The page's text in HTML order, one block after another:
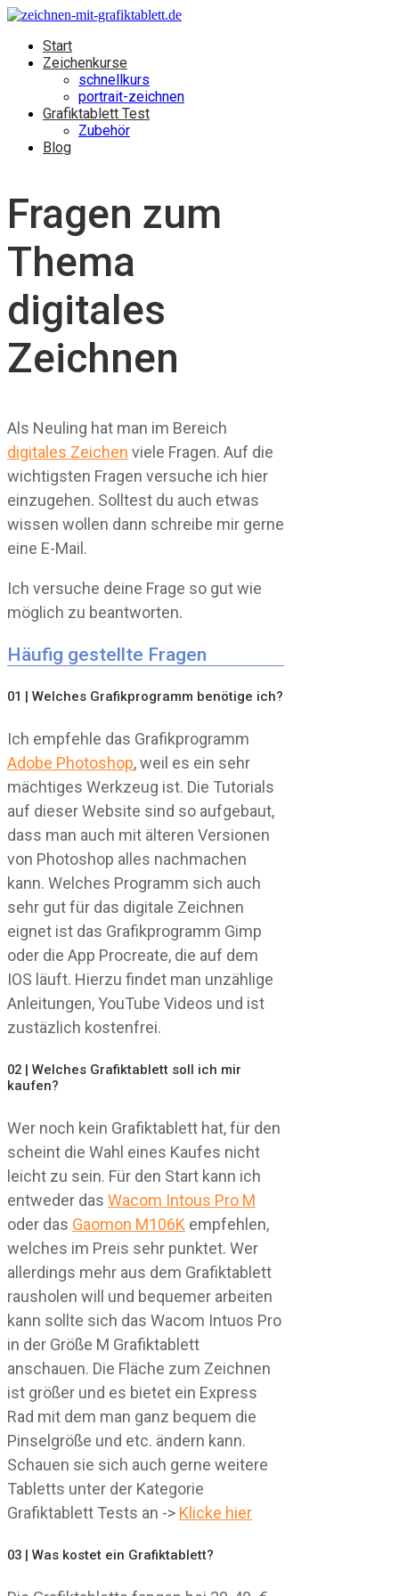
Start
Zeichenkurse
schnellkurs
portrait-zeichnen
Grafiktablett Test
Zubehör
Blog
Fragen zum
Thema
digitales
Zeichnen
Als Neuling hat man im Bereich
digitales Zeichen viele Fragen. Auf die
wichtigsten Fragen versuche ich hier
einzugehen. Solltest du auch etwas
wissen wollen dann schreibe mir gerne
eine E-Mail.
Ich versuche deine Frage so gut wie
möglich zu beantworten.
Häufig gestellte Fragen
01 | Welches Grafikprogramm benötige ich?
Ich empfehle das Grafikprogramm
Adobe Photoshop, weil es ein sehr
mächtiges Werkzeug ist. Die Tutorials
auf dieser Website sind so aufgebaut,
dass man auch mit älteren Versionen
von Photoshop alles nachmachen
kann. Welches Programm sich auch
sehr gut für das digitale Zeichnen
eignet ist das Grafikprogramm Gimp
oder die App Procreate, die auf dem
IOS läuft. Hierzu findet man unzählige
Anleitungen, YouTube Videos und ist
zustäzlich kostenfrei.
02 | Welches Grafiktablett soll ich mir
kaufen?
Wer noch kein Grafiktablett hat, für den
scheint die Wahl eines Kaufes nicht
leicht zu sein. Für den Start kann ich
entweder das Wacom Intous Pro M
oder das Gaomon M106K empfehlen,
welches im Preis sehr punktet. Wer
allerdings mehr aus dem Grafiktablett
rausholen will und bequemer arbeiten
kann sollte sich das Wacom Intuos Pro
in der Größe M Grafiktablett
anschauen. Die Fläche zum Zeichnen
ist größer und es bietet ein Express
Rad mit dem man ganz bequem die
Pinselgröße und etc. ändern kann.
Schauen sie sich auch gerne weitere
Tabletts unter der Kategorie
Grafiktablett Tests an -> Klicke hier
03 | Was kostet ein Grafiktablett?